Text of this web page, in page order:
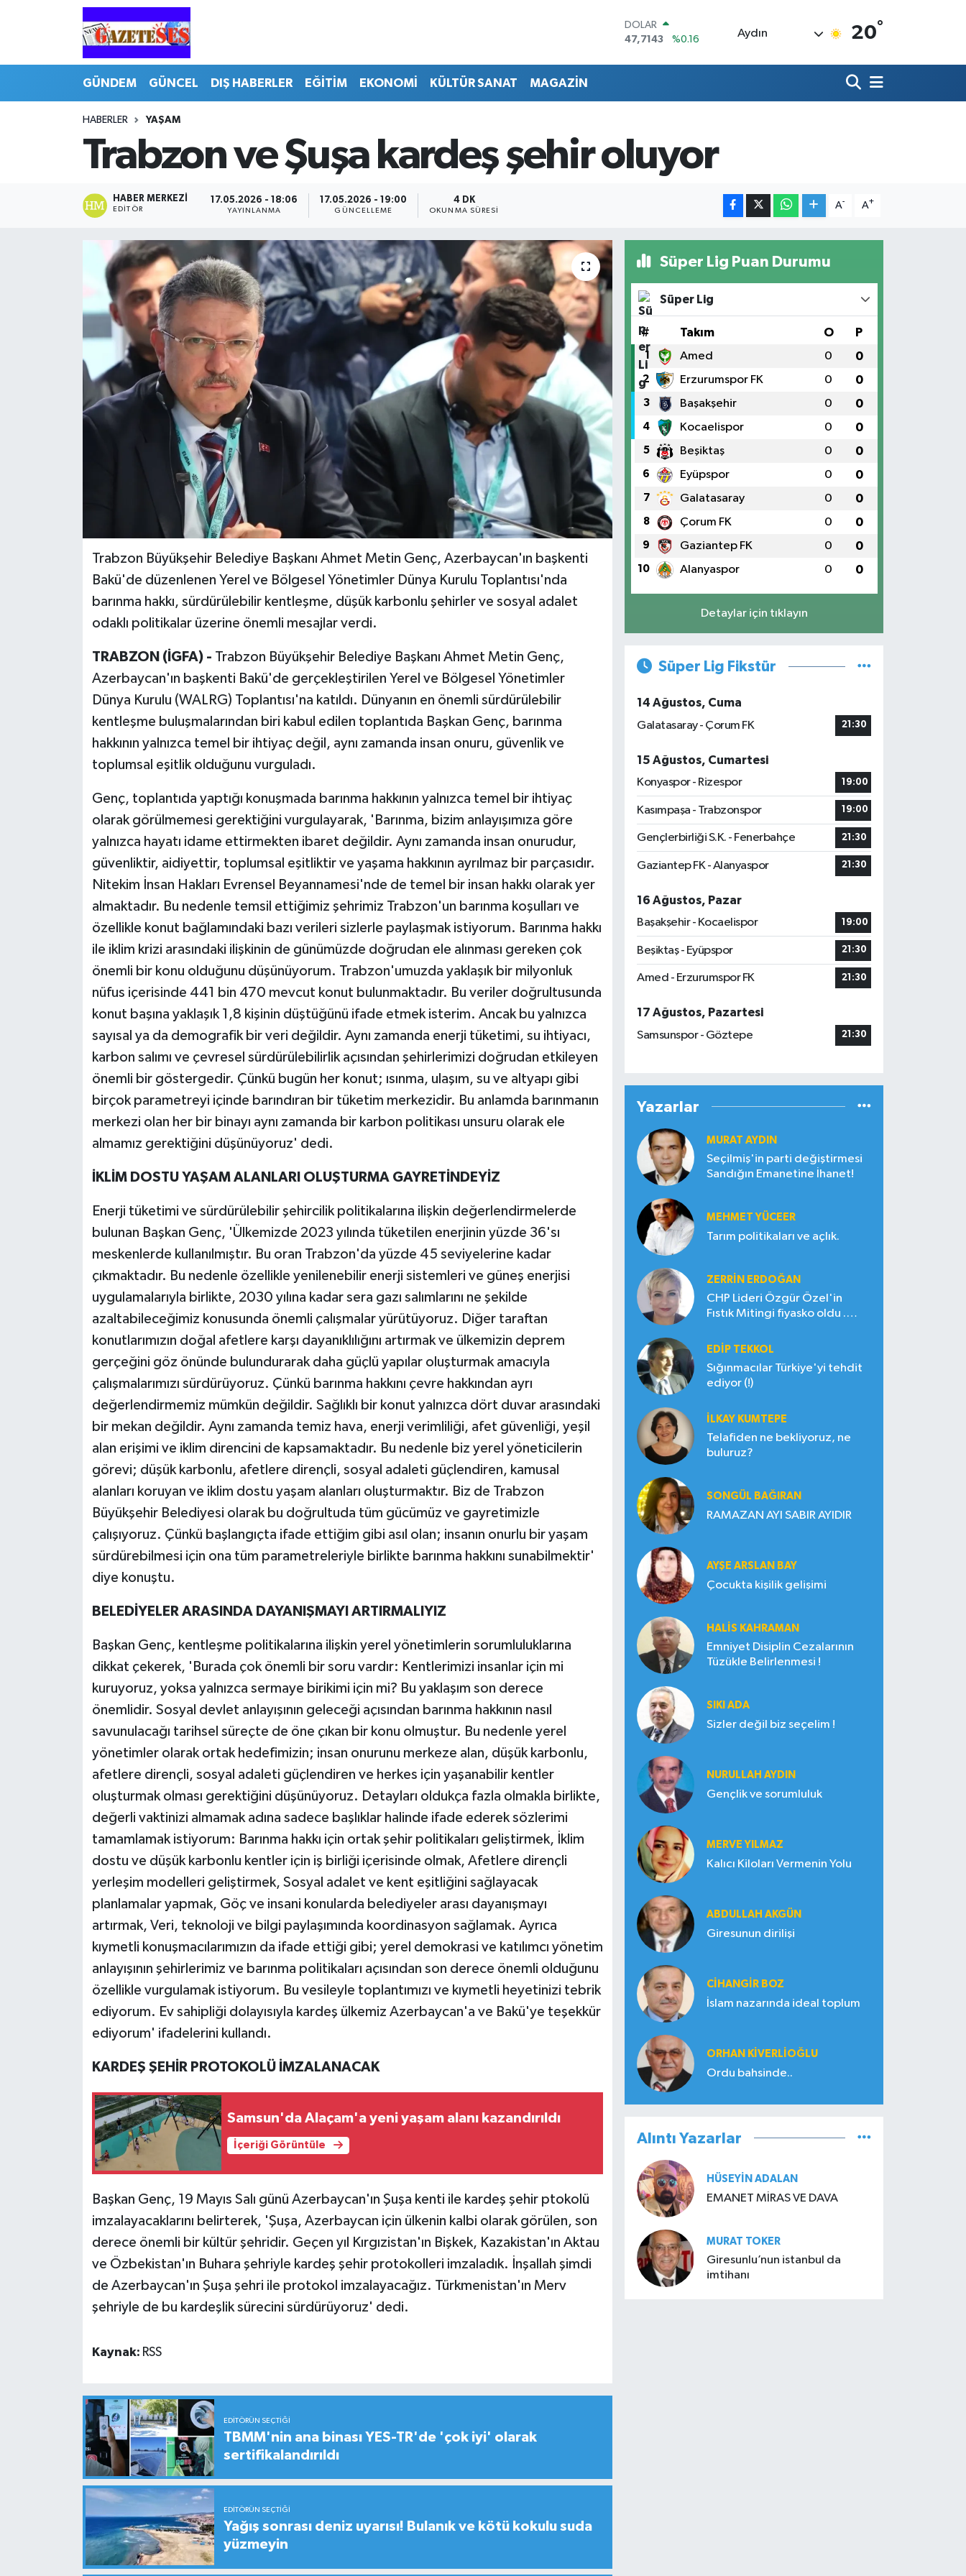
DOLAR
47,7143
%0.16
BİST100
13.799
%70
BITCOIN
Aydın 20°
GÜNDEM GÜNCEL DIŞ HABERLER EĞİTİM EKONOMİ KÜLTÜR SANAT MAGAZİN
HABERLER YAŞAM
Trabzon ve Şuşa kardeş şehir oluyor
HABER MERKEZI
EDITÖR
17.05.2026 - 18:06
YAYINLANMA
17.05.2026 - 19:00
GÜNCELLEME
4 DK
OKUNMA SÜRESI
A- A+
Trabzon Büyükşehir Belediye Başkanı Ahmet Metin Genç, Azerbaycan'ın başkenti
Bakü'de düzenlenen Yerel ve Bölgesel Yönetimler Dünya Kurulu Toplantısı'nda
barınma hakkı, sürdürülebilir kentleşme, düşük karbonlu şehirler ve sosyal adalet
odaklı politikalar üzerine önemli mesajlar verdi.
TRABZON (İGFA) - Trabzon Büyükşehir Belediye Başkanı Ahmet Metin Genç,
Azerbaycan'ın başkenti Bakü'de gerçekleştirilen Yerel ve Bölgesel Yönetimler
Dünya Kurulu (WALRG) Toplantısı'na katıldı. Dünyanın en önemli sürdürülebilir
kentleşme buluşmalarından biri kabul edilen toplantıda Başkan Genç, barınma
hakkının yalnızca temel bir ihtiyaç değil, aynı zamanda insan onuru, güvenlik ve
toplumsal eşitlik olduğunu vurguladı.
Genç, toplantıda yaptığı konuşmada barınma hakkının yalnızca temel bir ihtiyaç
olarak görülmemesi gerektiğini vurgulayarak, 'Barınma, bizim anlayışımıza göre
yalnızca hayatı idame ettirmekten ibaret değildir. Aynı zamanda insan onurudur,
güvenliktir, aidiyettir, toplumsal eşitliktir ve yaşama hakkının ayrılmaz bir parçasıdır.
Nitekim İnsan Hakları Evrensel Beyannamesi'nde de temel bir insan hakkı olarak yer
almaktadır. Bu nedenle temsil ettiğimiz şehrimiz Trabzon'un barınma koşulları ve
özellikle konut bağlamındaki bazı verileri sizlerle paylaşmak istiyorum. Barınma hakkı
ile iklim krizi arasındaki ilişkinin de günümüzde doğrudan ele alınması gereken çok
önemli bir konu olduğunu düşünüyorum. Trabzon'umuzda yaklaşık bir milyonluk
nüfus içerisinde 441 bin 470 mevcut konut bulunmaktadır. Bu veriler doğrultusunda
konut başına yaklaşık 1,8 kişinin düştüğünü ifade etmek isterim. Ancak bu yalnızca
sayısal ya da demografik bir veri değildir. Aynı zamanda enerji tüketimi, su ihtiyacı,
karbon salımı ve çevresel sürdürülebilirlik açısından şehirlerimizi doğrudan etkileyen
önemli bir göstergedir. Çünkü bugün her konut; ısınma, ulaşım, su ve altyapı gibi
birçok parametreyi içinde barındıran bir tüketim merkezidir. Bu anlamda barınmanın
merkezi olan her bir binayı aynı zamanda bir karbon politikası unsuru olarak ele
almamız gerektiğini düşünüyoruz' dedi.
İKLİM DOSTU YAŞAM ALANLARI OLUŞTURMA GAYRETİNDEYİZ
Enerji tüketimi ve sürdürülebilir şehircilik politikalarına ilişkin değerlendirmelerde
bulunan Başkan Genç, 'Ülkemizde 2023 yılında tüketilen enerjinin yüzde 36'sı
meskenlerde kullanılmıştır. Bu oran Trabzon'da yüzde 45 seviyelerine kadar
çıkmaktadır. Bu nedenle özellikle yenilenebilir enerji sistemleri ve güneş enerjisi
uygulamalarıyla birlikte, 2030 yılına kadar sera gazı salımlarını ne şekilde
azaltabileceğimiz konusunda önemli çalışmalar yürütüyoruz. Diğer taraftan
konutlarımızın doğal afetlere karşı dayanıklılığını artırmak ve ülkemizin deprem
gerçeğini göz önünde bulundurarak daha güçlü yapılar oluşturmak amacıyla
çalışmalarımızı sürdürüyoruz. Çünkü barınma hakkını çevre hakkından ayrı
değerlendirmemiz mümkün değildir. Sağlıklı bir konut yalnızca dört duvar arasındaki
bir mekan değildir. Aynı zamanda temiz hava, enerji verimliliği, afet güvenliği, yeşil
alan erişimi ve iklim direncini de kapsamaktadır. Bu nedenle biz yerel yöneticilerin
görevi; düşük karbonlu, afetlere dirençli, sosyal adaleti güçlendiren, kamusal
alanları koruyan ve iklim dostu yaşam alanları oluşturmaktır. Biz de Trabzon
Büyükşehir Belediyesi olarak bu doğrultuda tüm gücümüz ve gayretimizle
çalışıyoruz. Çünkü başlangıçta ifade ettiğim gibi asıl olan; insanın onurlu bir yaşam
sürdürebilmesi için ona tüm parametreleriyle birlikte barınma hakkını sunabilmektir'
diye konuştu.
BELEDİYELER ARASINDA DAYANIŞMAYI ARTIRMALIYIZ
Başkan Genç, kentleşme politikalarına ilişkin yerel yönetimlerin sorumluluklarına
dikkat çekerek, 'Burada çok önemli bir soru vardır: Kentlerimizi insanlar için mi
kuruyoruz, yoksa yalnızca sermaye birikimi için mi? Bu yaklaşım son derece
önemlidir. Sosyal devlet anlayışının geleceği açısından barınma hakkının nasıl
savunulacağı tarihsel süreçte de öne çıkan bir konu olmuştur. Bu nedenle yerel
yönetimler olarak ortak hedefimizin; insan onurunu merkeze alan, düşük karbonlu,
afetlere dirençli, sosyal adaleti güçlendiren ve herkes için yaşanabilir kentler
oluşturmak olması gerektiğini düşünüyoruz. Detayları oldukça fazla olmakla birlikte,
değerli vaktinizi almamak adına sadece başlıklar halinde ifade ederek sözlerimi
tamamlamak istiyorum: Barınma hakkı için ortak şehir politikaları geliştirmek, İklim
dostu ve düşük karbonlu kentler için iş birliği içerisinde olmak, Afetlere dirençli
yerleşim modelleri geliştirmek, Sosyal adalet ve kent eşitliğini sağlayacak
planlamalar yapmak, Göç ve insani konularda belediyeler arası dayanışmayı
artırmak, Veri, teknoloji ve bilgi paylaşımında koordinasyon sağlamak. Ayrıca
kıymetli konuşmacılarımızın da ifade ettiği gibi; yerel demokrasi ve katılımcı yönetim
anlayışının şehirlerimiz ve barınma politikaları açısından son derece önemli olduğunu
özellikle vurgulamak istiyorum. Bu vesileyle toplantımızı ve kıymetli heyetinizi tebrik
ediyorum. Ev sahipliği dolayısıyla kardeş ülkemiz Azerbaycan'a ve Bakü'ye teşekkür
ediyorum' ifadelerini kullandı.
KARDEŞ ŞEHİR PROTOKOLÜ İMZALANACAK
Samsun'da Alaçam'a yeni yaşam alanı kazandırıldı
İçeriği Görüntüle
Başkan Genç, 19 Mayıs Salı günü Azerbaycan'ın Şuşa kenti ile kardeş şehir ptokolü
imzalayacaklarını belirterek, 'Şuşa, Azerbaycan için ülkenin kalbi olarak görülen, son
derece önemli bir kültür şehridir. Geçen yıl Kırgızistan'ın Bişkek, Kazakistan'ın Aktau
ve Özbekistan'ın Buhara şehriyle kardeş şehir protokolleri imzaladık. İnşallah şimdi
de Azerbaycan'ın Şuşa şehri ile protokol imzalayacağız. Türkmenistan'ın Merv
şehriyle de bu kardeşlik sürecini sürdürüyoruz' dedi.
Kaynak: RSS
EDITÖRÜN SEÇTIĞI
TBMM'nin ana binası YES-TR'de 'çok iyi' olarak
sertifikalandırıldı
EDITÖRÜN SEÇTIĞI
Yağış sonrası deniz uyarısı! Bulanık ve kötü kokulu suda
yüzmeyin
Süper Lig Puan Durumu
Süper Lig
# Takım O P
1 Amed 0 0
2 Erzurumspor FK 0 0
3 Başakşehir 0 0
4 Kocaelispor 0 0
5 Beşiktaş 0 0
6 Eyüpspor 0 0
7 Galatasaray 0 0
8 Çorum FK 0 0
9 Gaziantep FK 0 0
10 Alanyaspor 0 0
Detaylar için tıklayın
Süper Lig Fikstür
14 Ağustos, Cuma
Galatasaray - Çorum FK
21:30
15 Ağustos, Cumartesi
Konyaspor - Rizespor
19:00
Kasımpaşa - Trabzonspor 19:00
Gençlerbirliği S.K. - Fenerbahçe 21:30
Gaziantep FK - Alanyaspor 21:30
16 Ağustos, Pazar
Başakşehir - Kocaelispor
19:00
Beşiktaş - Eyüpspor 21:30
Amed - Erzurumspor FK 21:30
17 Ağustos, Pazartesi
Samsunspor - Göztepe
21:30
Yazarlar
MURAT AYDIN
Seçilmiş'in parti değiştirmesi
Sandığın Emanetine İhanet!
MEHMET YÜCEER
Tarım politikaları ve açlık.
ZERRIN ERDOĞAN
CHP Lideri Özgür Özel'in
Fıstık Mitingi fiyasko oldu .
EDIP TEKKOL
Sığınmacılar Türkiye'yi tehdit
ediyor (!)
İLKAY KUMTEPE
Telafiden ne bekliyoruz, ne
buluruz?
SONGÜL BAĞIRAN
RAMAZAN AYI SABIR AYIDIR
AYŞE ARSLAN BAY
Çocukta kişilik gelişimi
HALIS KAHRAMAN
Emniyet Disiplin Cezalarının
Tüzükle Belirlenmesi !
SIKI ADA
Sizler değil biz seçelim !
NURULLAH AYDIN
Gençlik ve sorumluluk
MERVE YILMAZ
Kalıcı Kiloları Vermenin Yolu
ABDULLAH AKGÜN
Giresunun dirilişi
CIHANGIR BOZ
İslam nazarında ideal toplum
ORHAN KIVERLIOĞLU
Ordu bahsinde..
Alıntı Yazarlar
HÜSEYIN ADALAN
EMANET MİRAS VE DAVA
MURAT TOKER
Giresunlu’nun istanbul da
imtihanı